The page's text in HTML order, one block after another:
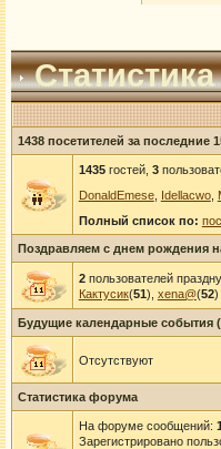
1438 посетителей за последние
1435гостей, 3
DonaldEmese, Idellacwo,
Полный список по:
Поздравляем с днем рождения
2пользователей
Кактусик(51), xena@(52)
Будущие календарные события
Отсутствуют
Статистика форума
На форуме сообщений:
Зарегистрировано